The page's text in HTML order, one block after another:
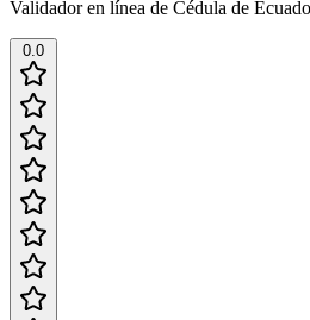
Validador en línea de Cédula de
0.0